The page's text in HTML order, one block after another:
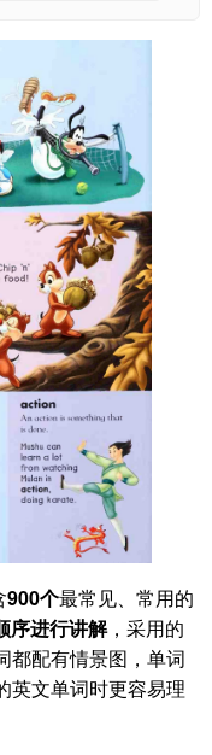
900个最常见、常用的
序进行讲解，采用的
都配有情景图，单词
英文单词时更容易理